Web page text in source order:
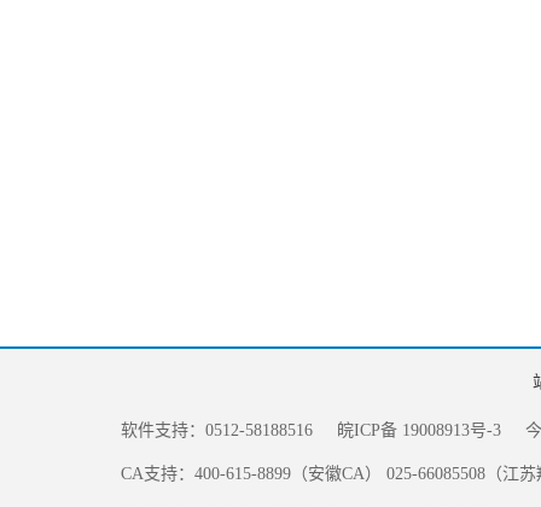
软件支持：0512-58188516 皖ICP备 19008913号-3
CA支持：400-615-8899（安徽CA） 025-66085508（江